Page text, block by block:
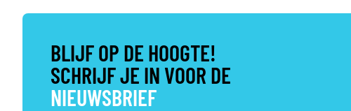
BLIJF OP DE HOOGTE!
SCHRIJF JE IN VOOR DE
NIEUWSBRIEF